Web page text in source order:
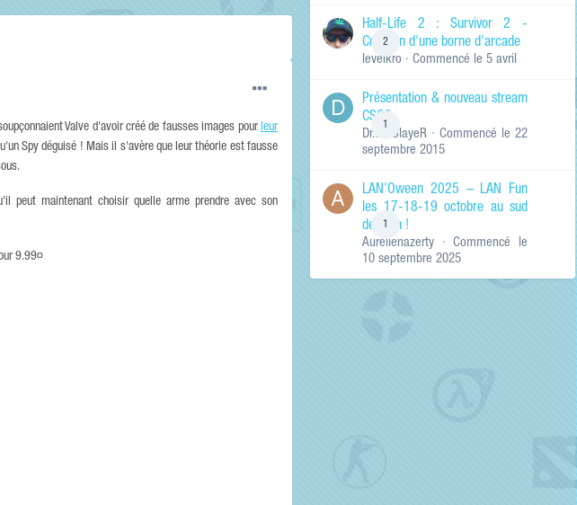
RECHERCHER LES
Titres et corps
Titres des
uniquement
Valve d'avoir créé de fausses images pourleur
Spy déguisé ! Mais il s'avère que leur théorie est fausse
peut maintenant choisir quelle arme prendre avec son
9.99¤
2
Half-Life 2 : Survivor 2 -
Création d'une borne d'arcade
levelkro · Commencé le 5 avril
1
Présentation & nouveau stream
CSGO
Dr.KinSlayeR · Commencé le 22
septembre 2015
1
LAN'Oween 2025 – LAN Fun
les 17-18-19 octobre au sud
de Lyon !
Aurelienazerty · Commencé le
10 septembre 2025